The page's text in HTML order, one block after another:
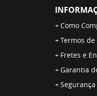
Como
Termos de
Fretes e
Garantia
Segurança